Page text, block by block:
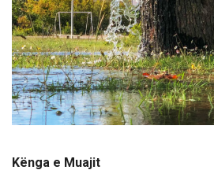
Kënga e Muajit